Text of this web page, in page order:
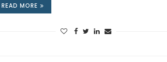
READ MORE